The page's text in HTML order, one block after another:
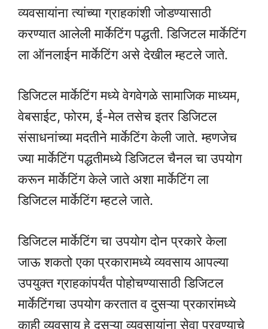
व्यवसायांना त्यांच्या ग्राहकांशी जोडण्यासाठी
करण्यात आलेली मार्केटिंग पद्धती. डिजिटल मार्केटिंग
ला ऑनलाईन मार्केटिंग असे देखील म्हटले जाते.
डिजिटल मार्केटिंग मध्ये वेगवेगळे सामाजिक माध्यम,
वेबसाईट, फोरम, ई-मेल तसेच इतर डिजिटल
संसाधनांच्या मदतीने मार्केटिंग केली जाते. म्हणजेच
ज्या मार्केटिंग पद्धतीमध्ये डिजिटल चैनल चा उपयोग
करून मार्केटिंग केले जाते अशा मार्केटिंग ला
डिजिटल मार्केटिंग म्हटले जाते.
डिजिटल मार्केटिंग चा उपयोग दोन प्रकारे केला
जाऊ शकतो एका प्रकारामध्ये व्यवसाय आपल्या
उपयुक्त ग्राहकांपर्यंत पोहोचण्यासाठी डिजिटल
मार्केटिंगचा उपयोग करतात व दुसऱ्या प्रकारांमध्ये
काही व्यवसाय हे दुसऱ्या व्यवसायांना सेवा पुरवण्याचे